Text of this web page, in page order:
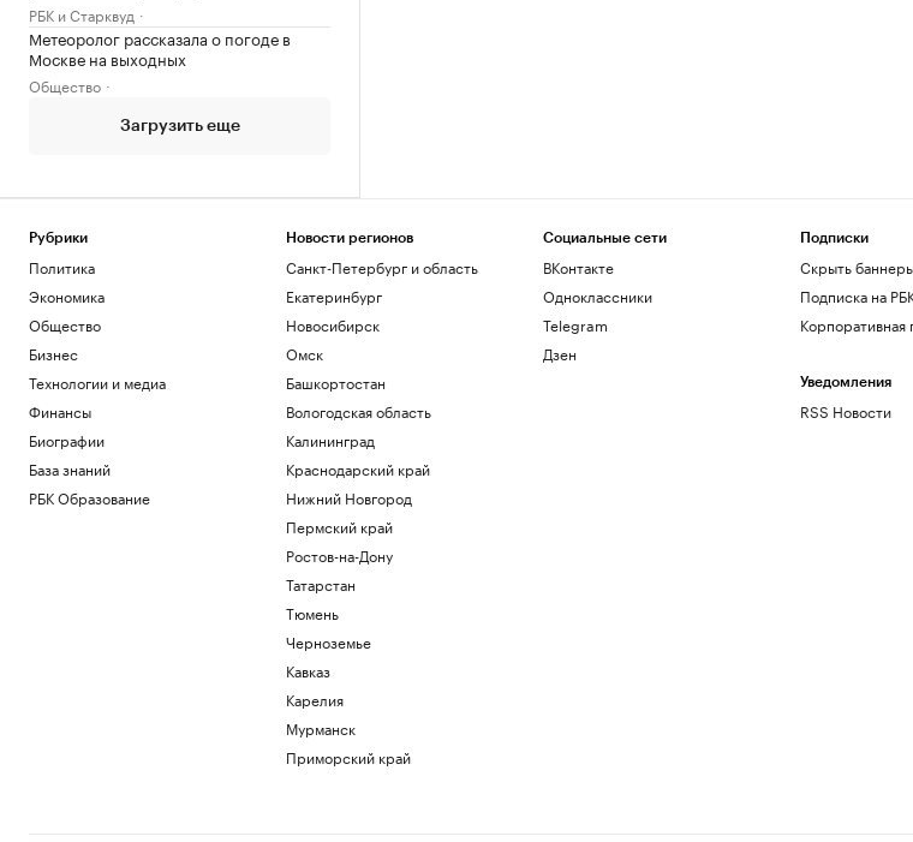
РБК и Старквуд
Метеоролог рассказала о погоде в
Москве на выходных
Общество
Загрузить еще
Рубрики
Политика
Экономика
Общество
Бизнес
Технологии и медиа
Финансы
Биографии
База знаний
РБК Образование
Новости регионов
Санкт-Петербург и область
Екатеринбург
Новосибирск
Омск
Башкортостан
Вологодская область
Калининград
Краснодарский край
Нижний Новгород
Пермский край
Ростов-на-Дону
Татарстан
Тюмень
Черноземье
Кавказ
Карелия
Мурманск
Приморский край
Социальные сети
ВКонтакте
Одноклассники
Telegram
Дзен
Подписки
Скрыть
Подписка на
Корпоративная
Уведомления
RSS Новости